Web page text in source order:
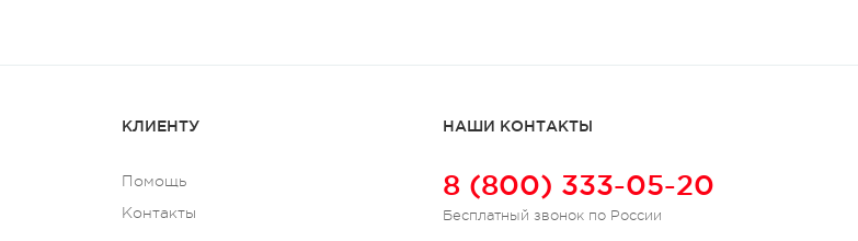
КЛИЕНТУ
Помощь
Контакты
НАШИ КОНТАКТЫ
8 (800) 333-05-20
Бесплатный звонок по России